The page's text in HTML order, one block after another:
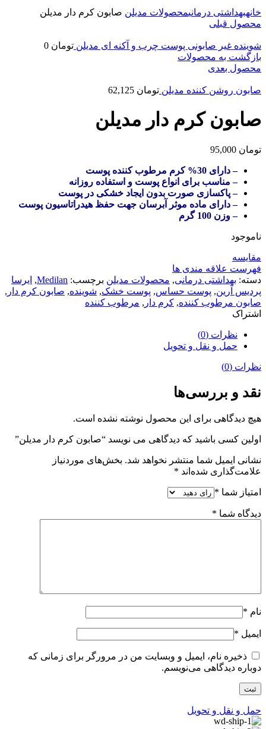
خانهبهداشتی درمانیمحصولات مدیلن صابون کرم دار مدیلن
محصول قبلی
شوینده غیر صابونی پوست چرب و آکنه ای مدیلن تومان
بازگشت به محصولات
محصول بعدی
صابون روشن کننده مدیلن تومان
صابون کرم دار مدیلن
تومان
– دارای 30% کرم مرطوب کننده پوست
– مناسب برای انواع پوست و استفاده روزانه
– پاکسازی صورت بدون ایجاد خشکی در پوست
– دارای ماده موثر آبرسان جهت حفظ هیدراتاسیون پوست
– وزن 100 گرم
ناموجود
مقایسه
فهرست علاقه مندی ها
دسته: بهداشتی درمانی, محصولات مدیلن برچسب: Medilan
, ایرسا
پردیس آرین, پوست حساس, پوست خشک, شوینده, صابون کرم دار ,
صابون مرطوب کننده, کرم دار , مرطوب کننده
اشتراک
نظرات (0)
حمل و نقل و تحویل
نظرات (0)
نقد و بررسی‌ها
هیچ دیدگاهی برای این محصول نوشته نشده است.
اولین کسی باشید که دیدگاهی می نویسد “صابون کرم دار مدیلن”
نشانی ایمیل شما منتشر نخواهد شد. بخش‌های موردنیاز
علامت‌گذاری شده‌اند *
امتیاز شما *
دیدگاه شما *
نام *
ایمیل *
ذخیره نام، ایمیل و وبسایت من در مرورگر برای زمانی که
دوباره دیدگاهی می‌نویسم.
حمل و نقل و تحویل